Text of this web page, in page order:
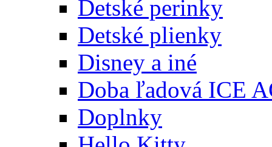
Detské perinky
Detské plienky
Disney a iné
Doba ľadová ICE
Doplnky